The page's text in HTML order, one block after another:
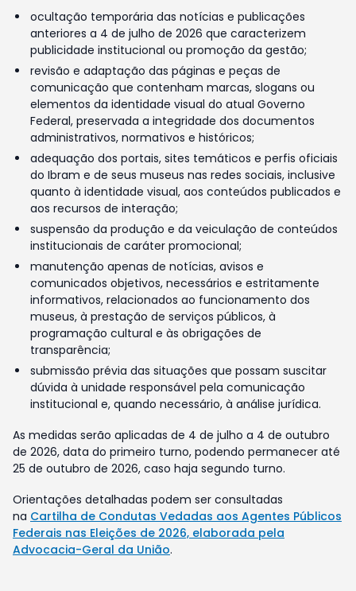
ocultação temporária das notícias e publicações
anteriores a 4 de julho de 2026 que caracterizem
publicidade institucional ou promoção da gestão;
revisão e adaptação das páginas e peças de
comunicação que contenham marcas, slogans ou
elementos da identidade visual do atual Governo
Federal, preservada a integridade dos documentos
administrativos, normativos e históricos;
adequação dos portais, sites temáticos e perfis oficiais
do Ibram e de seus museus nas redes sociais, inclusive
quanto à identidade visual, aos conteúdos publicados e
aos recursos de interação;
suspensão da produção e da veiculação de conteúdos
institucionais de caráter promocional;
manutenção apenas de notícias, avisos e
comunicados objetivos, necessários e estritamente
informativos, relacionados ao funcionamento dos
museus, à prestação de serviços públicos, à
programação cultural e às obrigações de
transparência;
submissão prévia das situações que possam suscitar
dúvida à unidade responsável pela comunicação
institucional e, quando necessário, à análise jurídica.
As medidas serão aplicadas de 4 de julho a 4 de outubro
de 2026, data do primeiro turno, podendo permanecer até
25 de outubro de 2026, caso haja segundo turno.
Orientações detalhadas podem ser consultadas
na Cartilha de Condutas Vedadas aos Agentes Públicos
Federais nas Eleições de 2026, elaborada pela
Advocacia-Geral da União.